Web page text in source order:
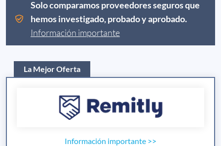
Solo comparamos proveedores seguros que
hemos investigado, probado y aprobado.
Información importante
La Mejor Oferta
Información importante >>